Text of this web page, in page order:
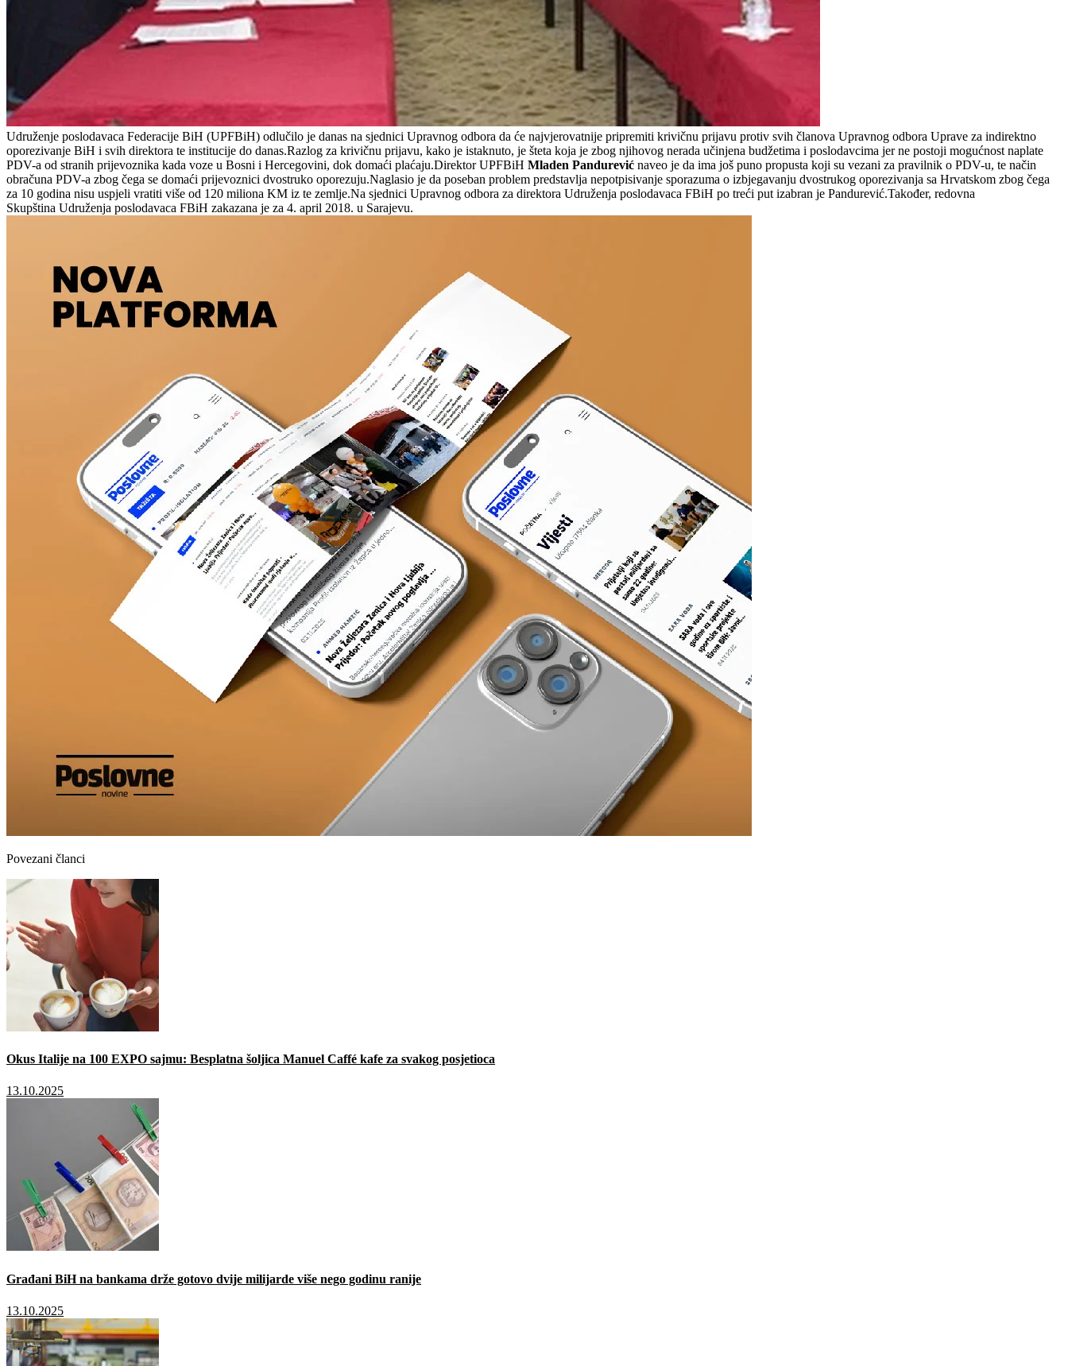
Udruženje poslodavaca Federacije BiH (UPFBiH) odlučilo je danas na sjednici Upravnog odbora da će najvjerovatnije pripremiti krivičnu prijavu protiv svih članova Upravnog odbora Uprave za indirektno
oporezivanje BiH i svih direktora te institucije do danas.Razlog za krivičnu prijavu, kako je istaknuto, je šteta koja je zbog njihovog nerada učinjena budžetima i poslodavcima jer ne postoji mogućnost naplate
PDV-a od stranih prijevoznika kada voze u Bosni i Hercegovini, dok domaći plaćaju.Direktor UPFBiH Mladen Pandurević naveo je da ima još puno propusta koji su vezani za pravilnik o PDV-u, te način
obračuna PDV-a zbog čega se domaći prijevoznici dvostruko oporezuju.Naglasio je da poseban problem predstavlja nepotpisivanje sporazuma o izbjegavanju dvostrukog oporezivanja sa Hrvatskom zbog čega
za 10 godina nisu uspjeli vratiti više od 120 miliona KM iz te zemlje.Na sjednici Upravnog odbora za direktora Udruženja poslodavaca FBiH po treći put izabran je Pandurević.Također, redovna
Skupština Udruženja poslodavaca FBiH zakazana je za 4. april 2018. u Sarajevu.
Povezani članci
Okus Italije na 100 EXPO sajmu: Besplatna šoljica Manuel Caffé kafe za svakog posjetioca
13.10.2025
Građani BiH na bankama drže gotovo dvije milijarde više nego godinu ranije
13.10.2025